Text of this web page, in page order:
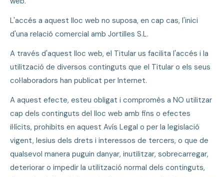
L'accés a aquest lloc web no suposa, en cap cas, l'inici
d'una relació comercial amb Jortilles S.L.
A través d'aquest lloc web, el Titular us facilita l'accés i la
utilització de diversos continguts que el Titular o els seus
col·laboradors han publicat per Internet.
A aquest efecte, esteu obligat i compromès a NO utilitzar
cap dels continguts del lloc web amb fins o efectes
il·lícits, prohibits en aquest Avís Legal o per la legislació
vigent, lesius dels drets i interessos de tercers, o que de
qualsevol manera puguin danyar, inutilitzar, sobrecarregar,
deteriorar o impedir la utilització normal dels continguts,